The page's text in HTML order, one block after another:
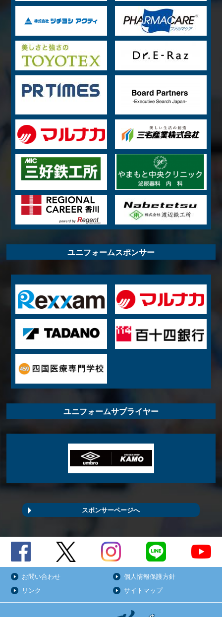
ユニフォームスポンサー
ユニフォームサプライヤー
スポンサーページへ
お問い合わせ
個人情報保護方針
リンク
サイトマップ